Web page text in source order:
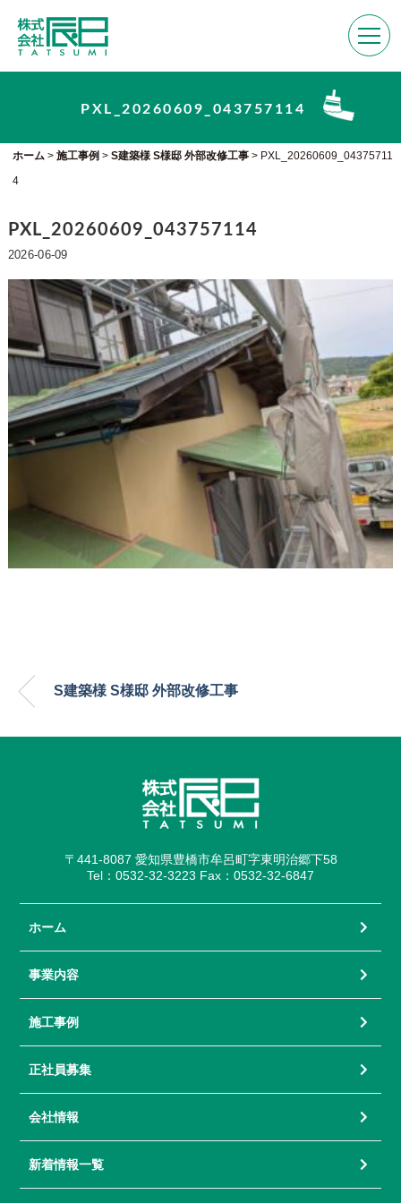
PXL_20260609_043757114
ホーム> 施工事例 > S建築様 S様邸 外部改修工事> PXL_20260609_04375711
4
PXL_20260609_043757114
2026-06-09
S建築様 S様邸 外部改修工事
〒441-8087 愛知県豊橋市牟呂町字東明治郷下58
Tel：0532-32-3223 Fax：0532-32-6847
ホーム
事業内容
施工事例
正社員募集
会社情報
新着情報一覧